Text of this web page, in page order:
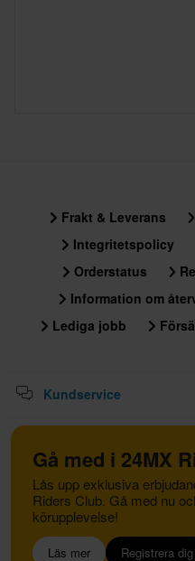
Frakt & Leverans
Integritetspolicy
Orderstatus
Information om
Lediga jobb
Kundservice
Gå med i 24MX
Lås upp exklusiva
Riders Club. Gå med nu
körupplevelse!
Läs mer Registrera dig